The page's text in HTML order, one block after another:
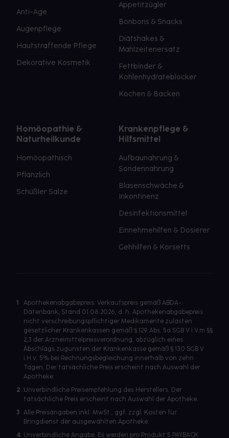
Anti-Age
Augenpflege
Hautstraffende Pflege
Dekorative Kosmetik
Appetitzügler
Bonbons & Snacks
Diätshakes &
Mahlzeitenersatz
Fettbinder &
Kohlenhydrateblocker
Kochen & Backen
Homöopathie &
Naturheilkunde
Homöopathisch
Pflanzlich
Schüßler Salze
Krankenpflege &
Hilfsmittel
Aufbaunahrung &
Sondennahrung
Blasenschwäche &
Inkontinenz
Desinfektionsmittel
Einnehmehilfen & Dosierer
Gehhilfen & Korsetts
1
Apothekenabgabepreis: Verkaufspreis gemäß ABDA-
Datenbank, Stand 01.08.2026, d. h. Apothekenabgabepreis
nicht verschreibungspflichtiger Medikamente zulasten
gesetzlicher Krankenkassen gemäß § 129 Abs. 5a SGB V i.V.m §§
2,3 der Arzneimittelpreisverordnung, abzüglich eines
Abschlags zugunsten der Krankenkasse gemäß § 130 SGB V
i.H.v. 5% bei Rechnungsbegleichung innerhalb von zehn
Tagen. Der tatsächliche Preis erscheint nach Auswahl der
Apotheke.
2 Unverbindliche Preisempfehlung des Herstellers. Der
tatsächliche Preis erscheint nach Auswahl der Apotheke.
3 Alle Preisangaben inkl. MwSt., ggf. zzgl. Kosten für
Bringdienst der ausgewählten Apotheke.
4 Unverbindliche Angabe. Es werden pro Produkt 5 PAYBACK